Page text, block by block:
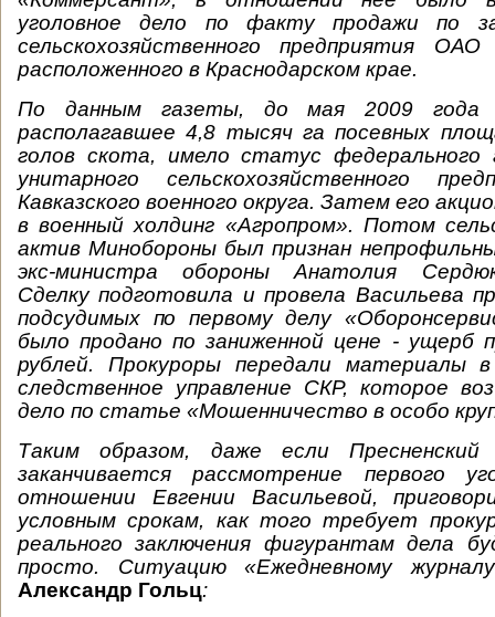
уголовное дело по факту продажи по
сельскохозяйственного предприятия ОАО
расположенного в Краснодарском крае.
По данным газеты, до мая 2009 года
располагавшее 4,8 тысяч га посевных
голов скота, имело статус федерального
унитарного сельскохозяйственного
Кавказского военного округа. Затем его
в военный холдинг «Агропром». Потом
актив Минобороны был признан
экс-министра обороны Анатолия
Сделку подготовила и провела Васильева
подсудимых по первому делу
было продано по заниженной цене - ущерб
рублей. Прокуроры передали материалы в
следственное управление СКР, которое
дело по статье «Мошенничество в особо
Таким образом, даже если
заканчивается рассмотрение первого
отношении Евгении Васильевой,
условным срокам, как того требует
реального заключения фигурантам дела
просто. Ситуацию «Ежедневному
Александр Гольц: